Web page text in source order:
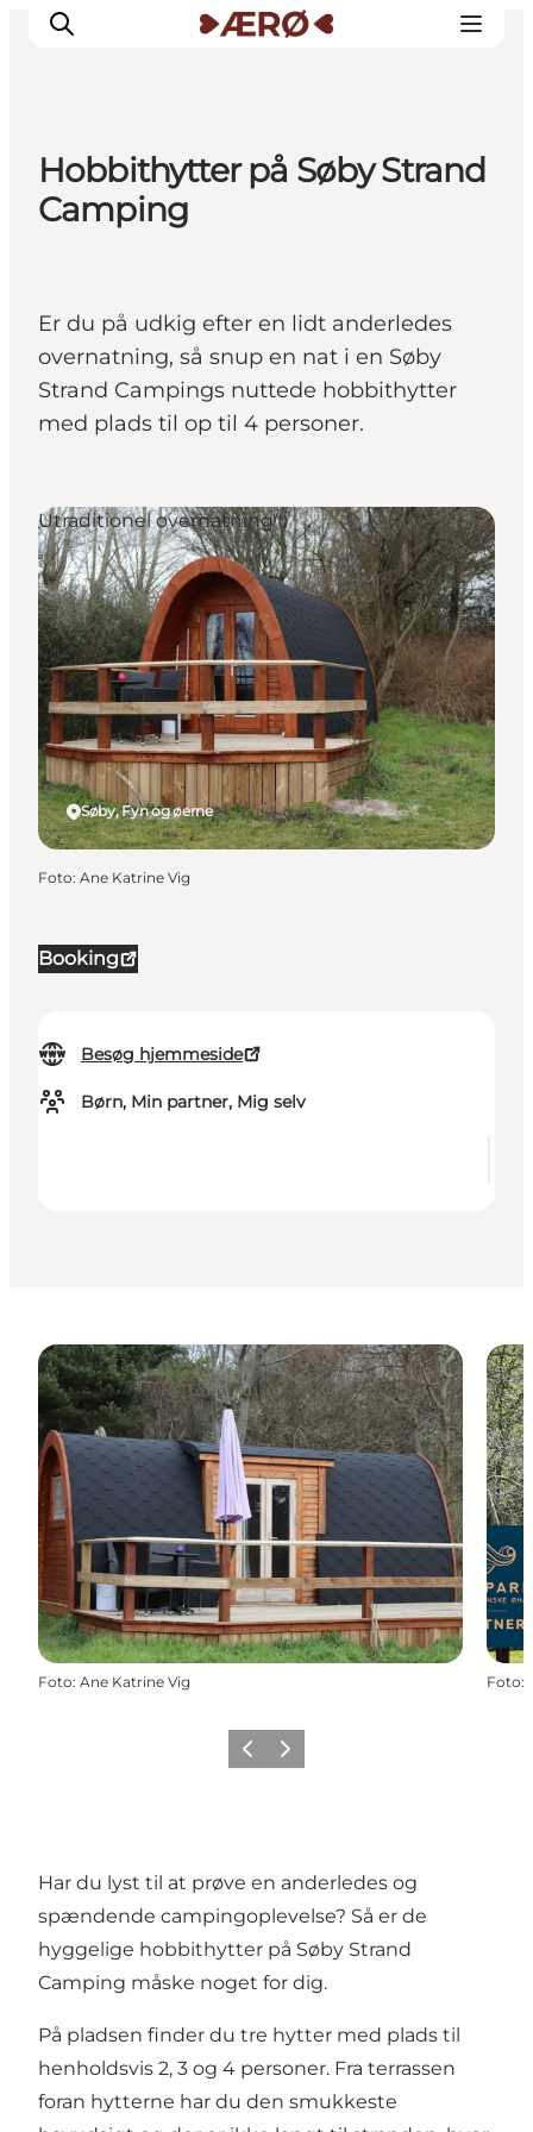
Overnatning
Spisesteder
Planlæg ferien
Hobbithytter på Søby Strand
Camping
Er du på udkig efter en lidt anderledes
overnatning, så snup en nat i en Søby
Strand Campings nuttede hobbithytter
med plads til op til 4 personer.
Booking
Besøg hjemmeside
Børn, Min partner, Mig selv
Søby, Fyn og øerne
Utraditionel overnatning
Foto: Ane Katrine Vig
Foto: Ane Katrine Vig Foto:
ForrigeNæste
Har du lyst til at prøve en anderledes og
spændende campingoplevelse? Så er de
hyggelige hobbithytter på Søby Strand
Camping måske noget for dig.
På pladsen finder du tre hytter med plads til
henholdsvis 2, 3 og 4 personer. Fra terrassen
foran hytterne har du den smukkeste